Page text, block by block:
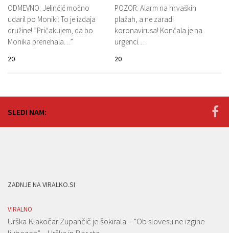
ODMEVNO: Jelinčič močno
udaril po Moniki: To je izdaja
družine! ”Pričakujem, da bo
Monika prenehala…”
20
POZOR: Alarm na hrvaških
plažah, a ne zaradi
koronavirusa! Končala je na
urgenci…
20
SLEDI NAM:
ZADNJE NA VIRALKO.SI
VIRALNO
Urška Klakočar Zupančič je šokirala – ”Ob slovesu ne izgine